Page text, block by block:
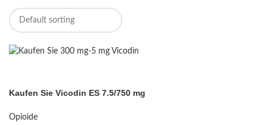
Kaufen Sie Vicodin ES 7.5/750 mg
Opioide